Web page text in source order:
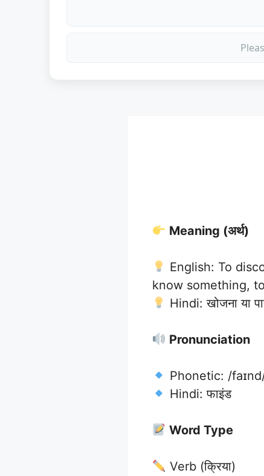
Meaning (अर्थ)
English: To
know something,
Hindi: खोजना या
Pronunciation
Phonetic: /
Hindi: फाइंड
Word Type
Verb (क्रिया)